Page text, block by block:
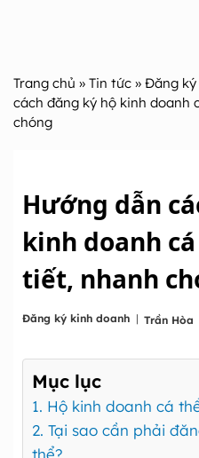
Trang chủ » Tin tức » Đăng ký
cách đăng ký hộ kinh doanh
chóng
Hướng dẫn
kinh doanh
tiết, nhanh
Đăng ký kinh doanh | Trần Hòa
Mục lục
1. Hộ kinh doanh cá
2. Tại sao cần phải